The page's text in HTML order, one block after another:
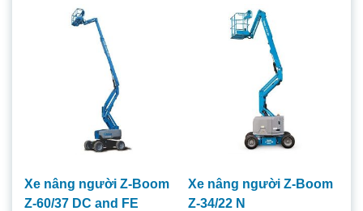
Xe nâng người Z-Boom
Z-60/37 DC and FE
Xe nâng người Z-Boom
Z-34/22 N